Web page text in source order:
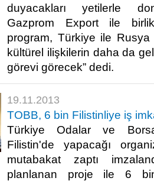
duyacakları yetilerle
Gazprom Export ile
program, Türkiye ile
kültürel ilişkilerin daha da
görevi görecek” dedi.​
19.11.2013
TOBB, 6 bin Filistinliye iş
Türkiye Odalar ve
Filistin'de yapacağı
mutabakat zaptı
planlanan proje ile 6